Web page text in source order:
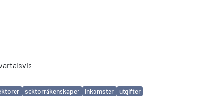
sektorräkenskaper inkomster
utgifter